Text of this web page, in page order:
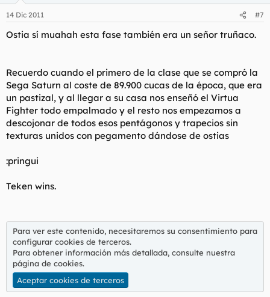
14 Dic 2011 #7
Ostia sí muahah esta fase también era un señor truñaco.
Recuerdo cuando el primero de la clase que se compró la
Sega Saturn al coste de 89.900 cucas de la época, que era
un pastizal, y al llegar a su casa nos enseñó el Virtua
Fighter todo empalmado y el resto nos empezamos a
descojonar de todos esos pentágonos y trapecios sin
texturas unidos con pegamento dándose de ostias
:pringui
Teken wins.
Para ver este contenido, necesitaremos su consentimiento para
configurar cookies de terceros.
Para obtener información más detallada, consulte nuestra
página de cookies.
Aceptar cookies de terceros